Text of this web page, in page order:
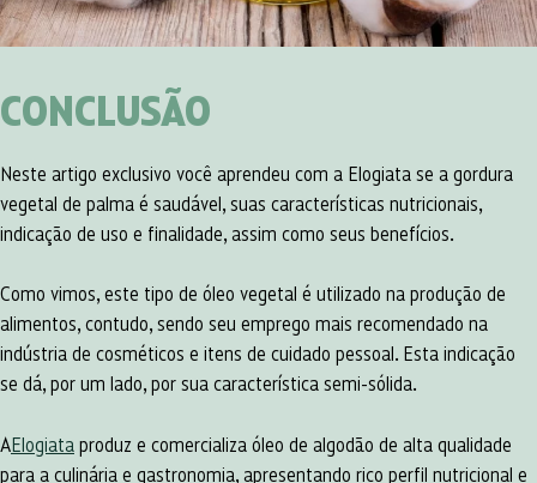
CONCLUSÃO
Neste artigo exclusivo você aprendeu com a Elogiata se a gordura
vegetal de palma é saudável, suas características nutricionais,
indicação de uso e finalidade, assim como seus benefícios.
Como vimos, este tipo de óleo vegetal é utilizado na produção de
alimentos, contudo, sendo seu emprego mais recomendado na
indústria de cosméticos e itens de cuidado pessoal. Esta indicação
se dá, por um lado, por sua característica semi-sólida.
AElogiata produz e comercializa óleo de algodão de alta qualidade
para a culinária e gastronomia, apresentando rico perfil nutricional e